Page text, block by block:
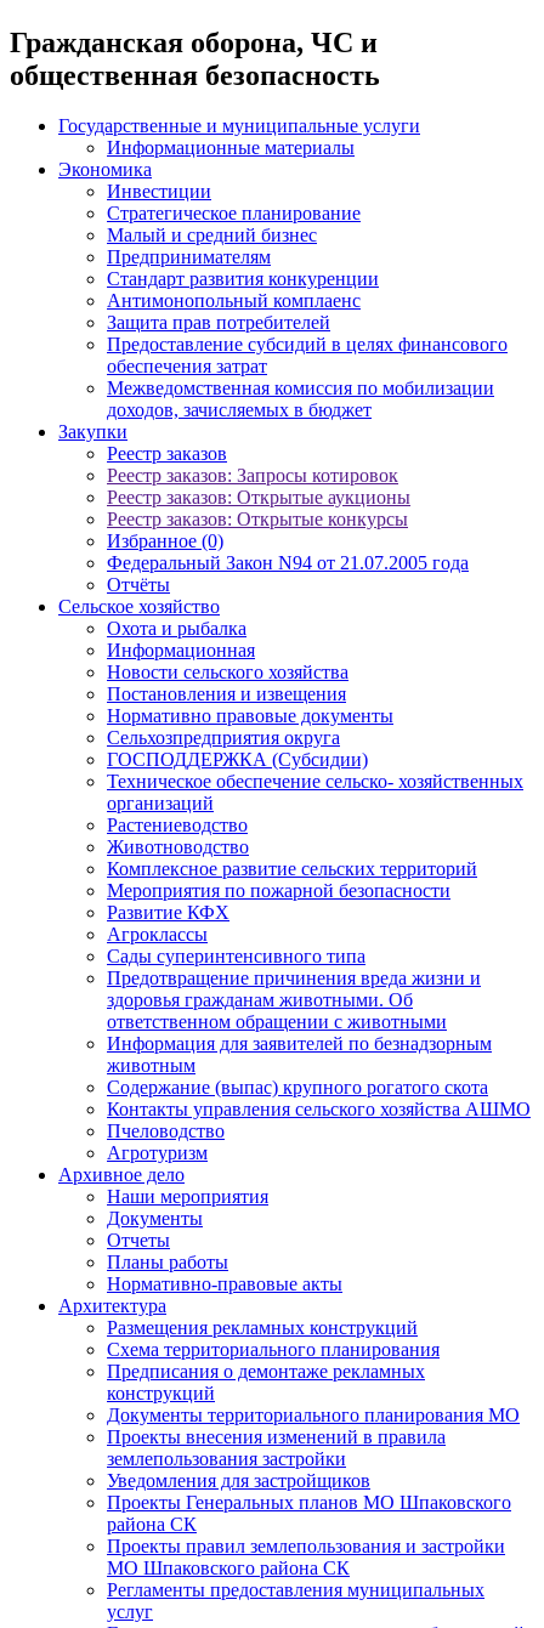
Гражданская оборона, ЧС и
общественная безопасность
Государственные и муниципальные услуги
Информационные материалы
Экономика
Инвестиции
Стратегическое планирование
Малый и средний бизнес
Предпринимателям
Стандарт развития конкуренции
Антимонопольный комплаенс
Защита прав потребителей
Предоставление субсидий в целях финансового
обеспечения затрат
Межведомственная комиссия по мобилизации
доходов, зачисляемых в бюджет
Закупки
Реестр заказов
Реестр заказов: Запросы котировок
Реестр заказов: Открытые аукционы
Реестр заказов: Открытые конкурсы
Избранное (0)
Федеральный Закон N94 от 21.07.2005 года
Отчёты
Сельское хозяйство
Охота и рыбалка
Информационная
Новости сельского хозяйства
Постановления и извещения
Нормативно правовые документы
Сельхозпредприятия округа
ГОСПОДДЕРЖКА (Субсидии)
Техническое обеспечение сельско- хозяйственных
организаций
Растениеводство
Животноводство
Комплексное развитие сельских территорий
Мероприятия по пожарной безопасности
Развитие КФХ
Агроклассы
Сады суперинтенсивного типа
Предотвращение причинения вреда жизни и
здоровья гражданам животными. Об
ответственном обращении с животными
Информация для заявителей по безнадзорным
животным
Содержание (выпас) крупного рогатого скота
Контакты управления сельского хозяйства АШМО
Пчеловодство
Агротуризм
Архивное дело
Наши мероприятия
Документы
Отчеты
Планы работы
Нормативно-правовые акты
Архитектура
Размещения рекламных конструкций
Схема территориального планирования
Предписания о демонтаже рекламных
конструкций
Документы территориального планирования МО
Проекты внесения изменений в правила
землепользования застройки
Уведомления для застройщиков
Проекты Генеральных планов МО Шпаковского
района СК
Проекты правил землепользования и застройки
МО Шпаковского района СК
Регламенты предоставления муниципальных
услуг